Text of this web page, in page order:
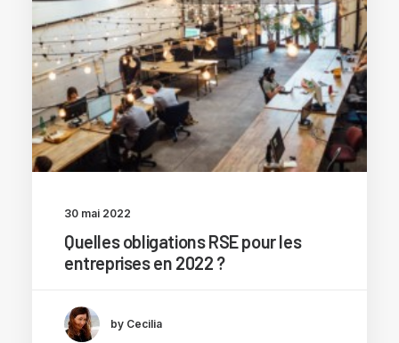
30 mai 2022
Quelles obligations RSE pour les
entreprises en 2022 ?
by Cecilia